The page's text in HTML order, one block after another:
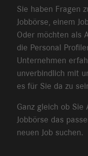
Sie haben Fragen
Jobbörse, einem
Oder möchten als
die Personal
Unternehmen
unverbindlich mit
es für Sie da zu
Ganz gleich ob
Jobbörse das
neuen Job suchen.